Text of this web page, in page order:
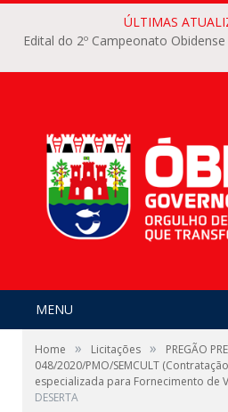
ÚLTIMAS
Edital do 2º Campeonato
MENU
Home » Licitações »
PREGÃO
048/2020/PMO/SEMCULT
especializada para Fornecimento de
DESERTA